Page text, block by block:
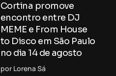
Cortina promove
encontro entre DJ
MEME e From House
to Disco em São Paulo
no dia 14 de agosto
por Lorena Sá